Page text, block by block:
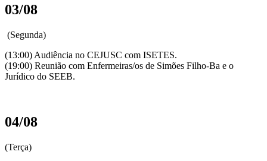
03/08
(Segunda)
(13:00) Audiência no CEJUSC com ISETES.
(19:00) Reunião com Enfermeiras/os de Simões Filho-Ba e o
Jurídico do SEEB.
04/08
(Terça)